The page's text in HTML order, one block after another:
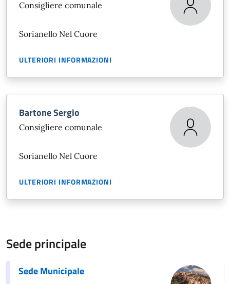
Consigliere comunale
Sorianello Nel Cuore
ULTERIORI INFORMAZIONI
Bartone Sergio
Consigliere comunale
Sorianello Nel Cuore
ULTERIORI INFORMAZIONI
Sede principale
Sede Municipale